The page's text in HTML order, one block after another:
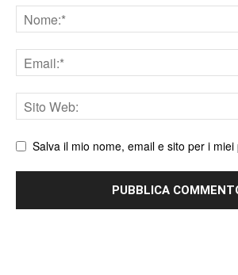
Nome
Email
Sito
web
Salva il mio nome, email e sito per i